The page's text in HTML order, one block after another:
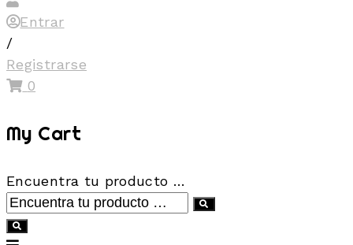
Entrar
/
Registrarse
0
My Cart
Encuentra tu producto …